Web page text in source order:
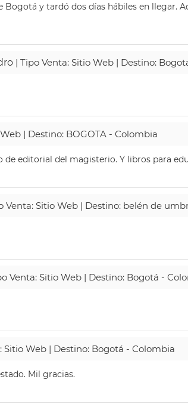
y tardó dos días hábiles en llegar.
| Tipo Venta: Sitio Web | Destino:
| Destino: BOGOTA - Colombia
editorial del magisterio. Y libros para
Venta: Sitio Web | Destino: belén de
Venta: Sitio Web | Destino: Bogotá -
Sitio Web | Destino: Bogotá - Colombia
Mil gracias.